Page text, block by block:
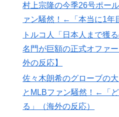
▶ 裏庭に現れたクマがスカン
間！！
▶ 海外「日本人はなんて気高
した極限の中の日本人の姿
▶ 海外「今年、夏の暑さが厳
てるらしい！ｗ」外国人が
は・・・？【海外の反応】
▶ 韓国人「手術中に震度6強の
村上宗隆の今季26号ポー
ァン騒然！←「本当に1年
トルコ人「日本人まで獲
名門が巨額の正式オファ
外の反応】
佐々木朗希のグローブの
とMLBファン騒然！←「
る」（海外の反応）